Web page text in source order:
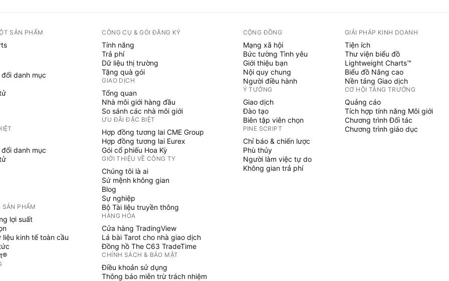
SẢN PHẨM
danh mục
danh mục
SẢN PHẨM
lợi suất
liệu kinh tế toàn cầu
CÔNG CỤ & GÓI ĐĂNG KÝ
Tính năng
Trả phí
Dữ liệu thị trường
Tặng quà gói
GIAO DỊCH
Tổng quan
Nhà môi giới hàng đầu
So sánh các nhà môi giới
ƯU ĐÃI ĐẶC BIỆT
Hợp đồng tương lai CME Group
Hợp đồng tương lai Eurex
Gói cổ phiếu Hoa Kỳ
GIỚI THIỆU VỀ CÔNG TY
Chúng tôi là ai
Sứ mệnh không gian
Blog
Sự nghiệp
Bộ Tài liệu truyền thông
HÀNG HÓA
Cửa hàng TradingView
Lá bài Tarot cho nhà giao dịch
Đồng hồ The C63 TradeTime
CHÍNH SÁCH & BẢO MẬT
Điều khoản sử dụng
Thông báo miễn trừ trách nhiệm
CỘNG ĐỒNG
Mạng xã hội
Bức tường Tình yêu
Giới thiệu bạn
Nội quy chung
Người điều hành
Ý TƯỞNG
Giao dịch
Đào tạo
Biên tập viên chọn
PINE SCRIPT
Chỉ báo & chiến lược
Phù thủy
Người làm việc tự do
Không gian trả phí
GIẢI PHÁP KINH DOANH
Tiện ích
Thư viện biểu đồ
Lightweight Charts™
Biểu đồ Nâng cao
Nền tảng Giao dịch
CƠ HỘI TĂNG TRƯỞNG
Quảng cáo
Tích hợp tính năng Môi giới
Chương trình Đối tác
Chương trình giáo dục